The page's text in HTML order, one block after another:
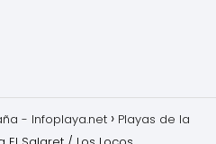
- Infoplaya.net
Playas de la